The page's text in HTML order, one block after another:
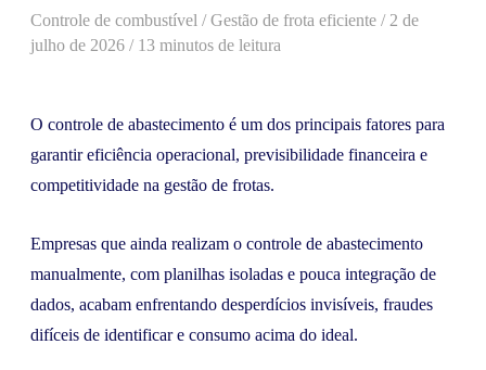
Controle de combustível /Gestão de frota eficiente / 2 de
julho de 2026 / 13 minutos de leitura
O controle de abastecimento é um dos principais fatores para
garantir eficiência operacional, previsibilidade financeira e
competitividade na gestão de frotas.
Empresas que ainda realizam o controle de abastecimento
manualmente, com planilhas isoladas e pouca integração de
dados, acabam enfrentando desperdícios invisíveis, fraudes
difíceis de identificar e consumo acima do ideal.